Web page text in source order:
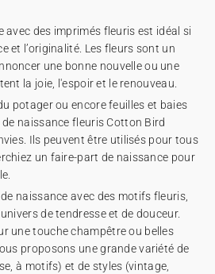
avec des imprimés fleuris est idéal si
et l’originalité. Les fleurs sont un
une bonne nouvelle ou une
la joie, l'espoir et le renouveau.
potager ou encore feuilles et baies
naissance fleuris Cotton Bird
Ils peuvent être utilisés pour tous
un faire-part de naissance pour
naissance avec des motifs fleuris,
de tendresse et de douceur.
une touche champêtre ou belles
proposons une grande variété de
à motifs) et de styles (vintage,